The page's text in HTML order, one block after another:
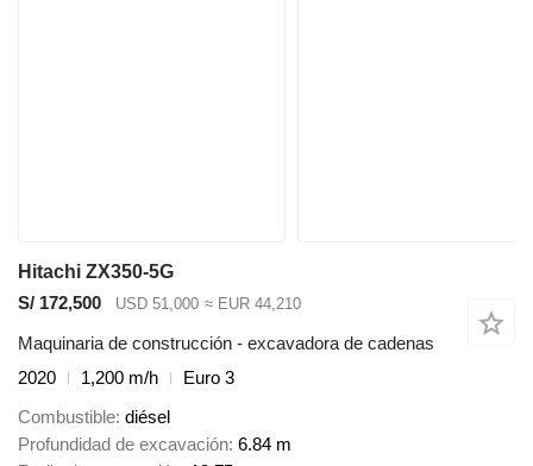
Hitachi ZX350-5G
S/ 172,500
USD 51,000 ≈ EUR 44,210
Maquinaria de construcción - excavadora de cadenas
2020
1,200 m/h
Euro 3
Combustible diésel
Profundidad de excavación 6.84 m